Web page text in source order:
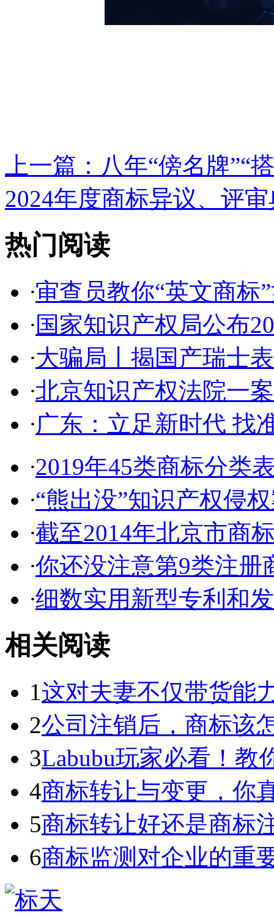
上一篇： 八年“傍名牌”“
2024年度商标异议、评
热门阅读
·审查员教你“英文商标
·国家知识产权局公布
·大骗局丨揭国产瑞士
·北京知识产权法院一
·广东：立足新时代 找
·2019年45类商标分类
·“熊出没”知识产权侵
·截至2014年北京市商
·你还没注意第9类注册
·细数实用新型专利和
相关阅读
1这对夫妻不仅带货能
2公司注销后，商标该
3Labubu玩家必看！教
4商标转让与变更，你
5商标转让好还是商标
6商标监测对企业的重